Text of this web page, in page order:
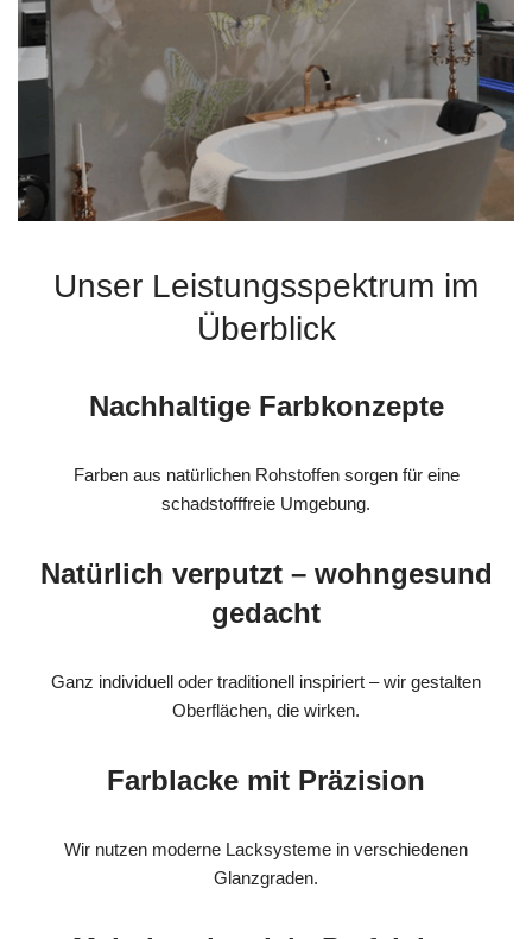
Unser Leistungsspektrum im
Überblick
Nachhaltige Farbkonzepte
Farben aus natürlichen Rohstoffen sorgen für eine
schadstofffreie Umgebung.
Natürlich verputzt – wohngesund
gedacht
Ganz individuell oder traditionell inspiriert – wir gestalten
Oberflächen, die wirken.
Farblacke mit Präzision
Wir nutzen moderne Lacksysteme in verschiedenen
Glanzgraden.